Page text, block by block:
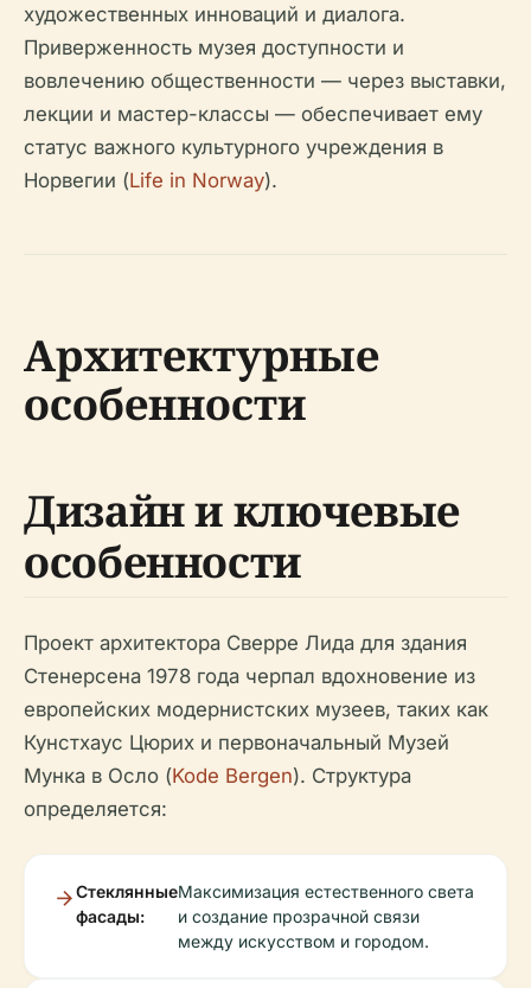
художественных инноваций и диалога.
Приверженность музея доступности и
вовлечению общественности — через выставки,
лекции и мастер-классы — обеспечивает ему
статус важного культурного учреждения в
Норвегии (Life in Norway).
Архитектурные
особенности
Дизайн и ключевые
особенности
Проект архитектора Сверре Лида для здания
Стенерсена 1978 года черпал вдохновение из
европейских модернистских музеев, таких как
Кунстхаус Цюрих и первоначальный Музей
Мунка в Осло (Kode Bergen). Структура
определяется:
Стеклянные
фасады:
Максимизация естественного света
и создание прозрачной связи
между искусством и городом.